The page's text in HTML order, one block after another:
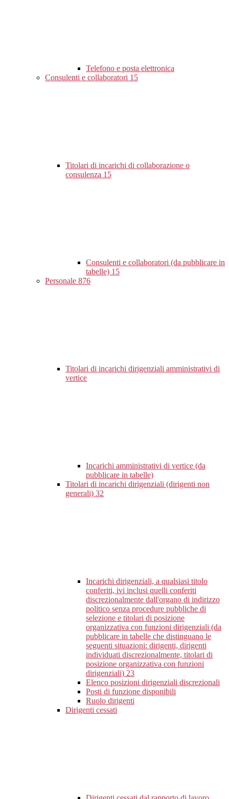
Telefono e posta elettronica
Consulenti e collaboratori 15
Titolari di incarichi di collaborazione o
consulenza 15
Consulenti e collaboratori (da pubblicare in
tabelle) 15
Personale 876
Titolari di incarichi dirigenziali amministrativi di
vertice
Incarichi amministrativi di vertice (da
pubblicare in tabelle)
Titolari di incarichi dirigenziali (dirigenti non
generali) 32
Incarichi dirigenziali, a qualsiasi titolo
conferiti, ivi inclusi quelli conferiti
discrezionalmente dall'organo di indirizzo
politico senza procedure pubbliche di
selezione e titolari di posizione
organizzativa con funzioni dirigenziali (da
pubblicare in tabelle che distinguano le
seguenti situazioni: dirigenti, dirigenti
individuati discrezionalmente, titolari di
posizione organizzativa con funzioni
dirigenziali) 23
Elenco posizioni dirigenziali discrezionali
Posti di funzione disponibili
Ruolo dirigenti
Dirigenti cessati